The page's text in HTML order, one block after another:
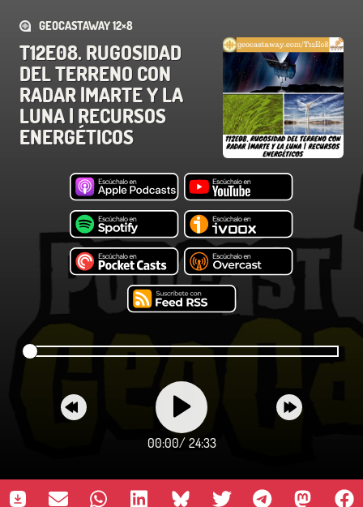
GEOCASTAWAY 12×8
T12E08. RUGOSIDAD
DEL TERRENO CON
RADAR |MARTE Y LA
LUNA | RECURSOS
ENERGÉTICOS
00:00/ 24:33